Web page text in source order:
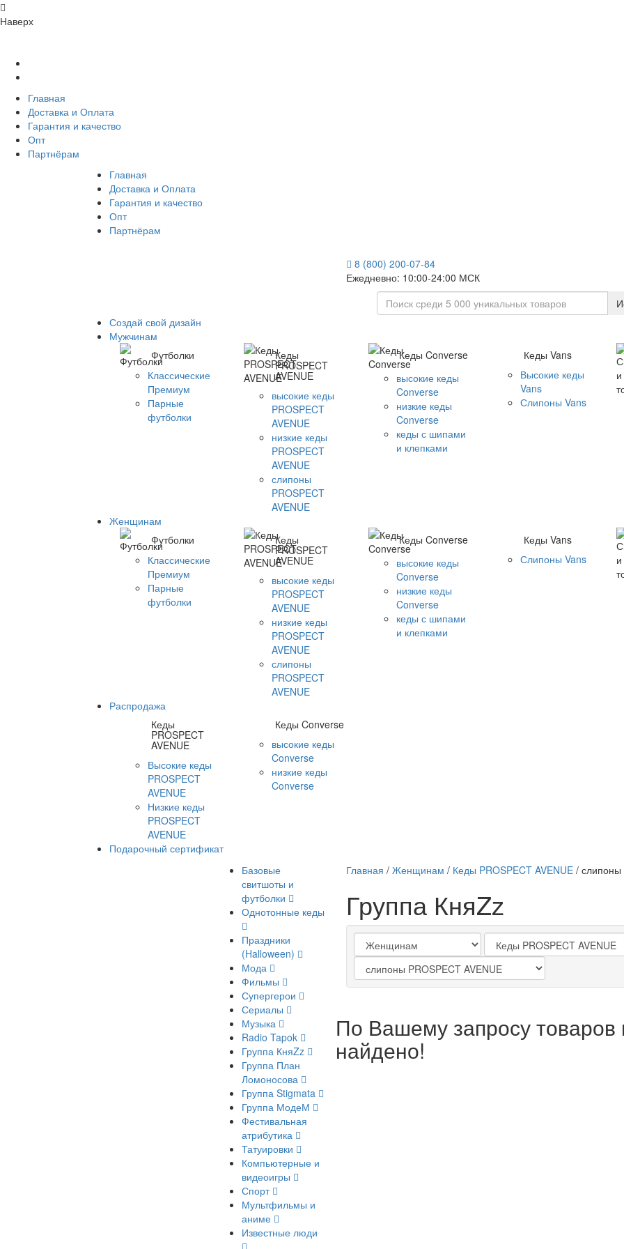
Наверх
Главная
Доставка и Оплата
Гарантия и качество
Опт
Партнёрам
Главная
Доставка и Оплата
Гарантия и качество
Опт
Партнёрам
8 (800) 200-07-84
Ежедневно: 10:00-24:00 МСК
Создай свой дизайн
Мужчинам
Футболки
Классические
Премиум
Парные
футболки
Кеды
PROSPECT
AVENUE
высокие кеды
PROSPECT
AVENUE
низкие кеды
PROSPECT
AVENUE
слипоны
PROSPECT
AVENUE
Кеды Converse
высокие кеды
Converse
низкие кеды
Converse
кеды с шипами
и клепками
Кеды Vans
Высокие кеды
Vans
Слипоны Vans
Женщинам
Футболки
Классические
Премиум
Парные
футболки
Кеды
PROSPECT
AVENUE
высокие кеды
PROSPECT
AVENUE
низкие кеды
PROSPECT
AVENUE
слипоны
PROSPECT
AVENUE
Кеды Converse
высокие кеды
Converse
низкие кеды
Converse
кеды с шипами
и клепками
Кеды Vans
Слипоны Vans
Распродажа
Кеды
PROSPECT
AVENUE
Высокие кеды
PROSPECT
AVENUE
Низкие кеды
PROSPECT
AVENUE
Кеды Converse
высокие кеды
Converse
низкие кеды
Converse
Подарочный сертификат
Базовые
свитшоты и
футболки
Однотонные кеды
Праздники
(Halloween)
Мода
Фильмы
Супергерои
Сериалы
Музыка
Radio Tapok
Группа КняZz
Группа План
Ломоносова
Группа Stigmata
Группа МодеМ
Фестивальная
атрибутика
Татуировки
Компьютерные и
видеоигры
Спорт
Мультфильмы и
аниме
Известные люди
Главная / Женщинам / Кеды PROSPECT AVENUE / слипоны
Группа КняZz
По Вашему запросу товаров
найдено!